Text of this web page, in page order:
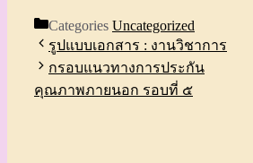
Categories Uncategorized
รูปแบบเอกสาร : งานวิชาการ
กรอบแนวทางการประกัน
คุณภาพภายนอก รอบที่ ๕